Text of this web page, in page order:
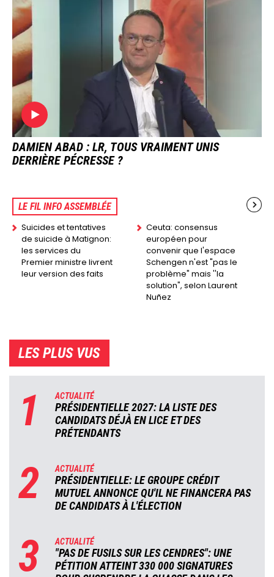
IMAGE
DAMIEN ABAD : LR, TOUS VRAIMENT UNIS
DERRIÈRE PÉCRESSE ?
LE FIL INFO ASSEMBLÉE
Suicides et tentatives
de suicide à Matignon:
les services du
Premier ministre livrent
leur version des faits
Ceuta: consensus
européen pour
convenir que l'espace
Schengen n'est "pas le
problème" mais ''la
solution", selon Laurent
Nuñez
LES PLUS VUS
1 ACTUALITÉ
PRÉSIDENTIELLE 2027: LA LISTE DES
CANDIDATS DÉJÀ EN LICE ET DES
PRÉTENDANTS
2 ACTUALITÉ
PRÉSIDENTIELLE: LE GROUPE CRÉDIT
MUTUEL ANNONCE QU'IL NE FINANCERA PAS
DE CANDIDATS À L'ÉLECTION
3 ACTUALITÉ
"PAS DE FUSILS SUR LES CENDRES": UNE
PÉTITION ATTEINT 330 000 SIGNATURES